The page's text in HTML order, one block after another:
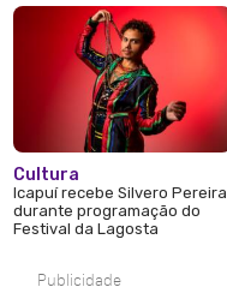
Cultura
Icapuí recebe Silvero Pereira
durante programação do
Festival da Lagosta
Publicidade